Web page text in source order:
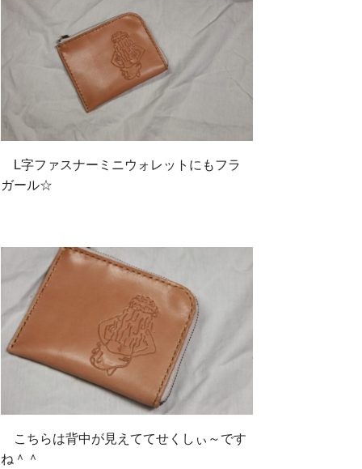
L字ファスナーミニウォレットにもフラ
ガール☆
こちらは背中が見えててせくしぃ～です
ね＾＾